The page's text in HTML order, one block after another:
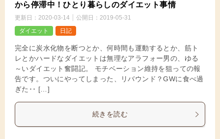
から停滞中！ひとり暮らしのダイエット事情
更新日： 2020-03-14 公開日： 2019-05-31
ダイエット
日記
完全に炭水化物を断つとか、何時間も運動するとか、筋ト
レとかハードなダイエットは無理なアラフォー男の、ゆる
～いダイエット奮闘記。 モチベーション維持を狙っての報
告です。ついにやってしまった、リバウンド？GWに食べ過
ぎた･･ […]
続きを読む